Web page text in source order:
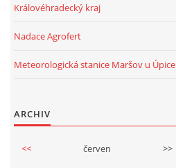
Královéhradecký kraj
Nadace Agrofert
Meteorologická stanice Maršov u Úpice
ARCHIV
<< červen
>>